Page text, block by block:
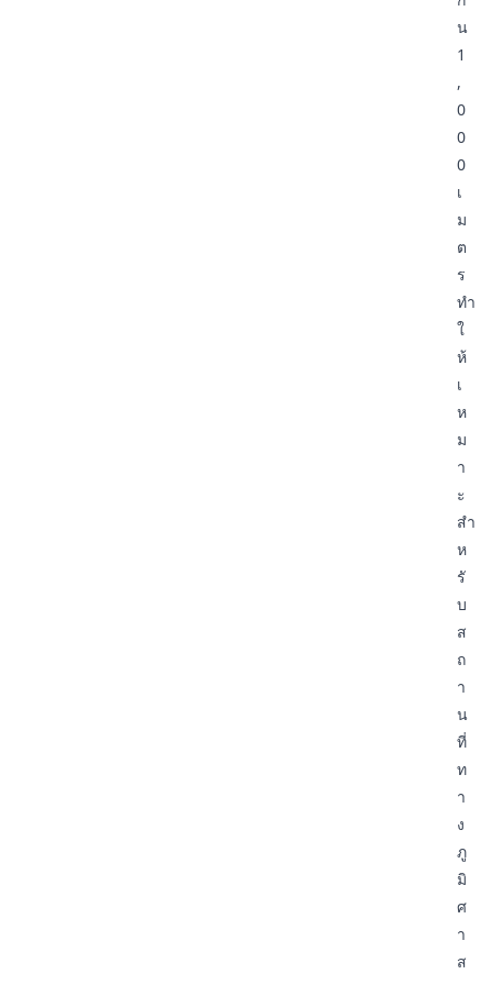
น
1
,
0
0
0
เ
ม
ต
ร
ทำ
ใ
ห้
เ
ห
ม
า
ะ
สำ
ห
รั
บ
ส
ถ
า
น
ที่
ท
า
ง
ภู
มิ
ศ
า
ส